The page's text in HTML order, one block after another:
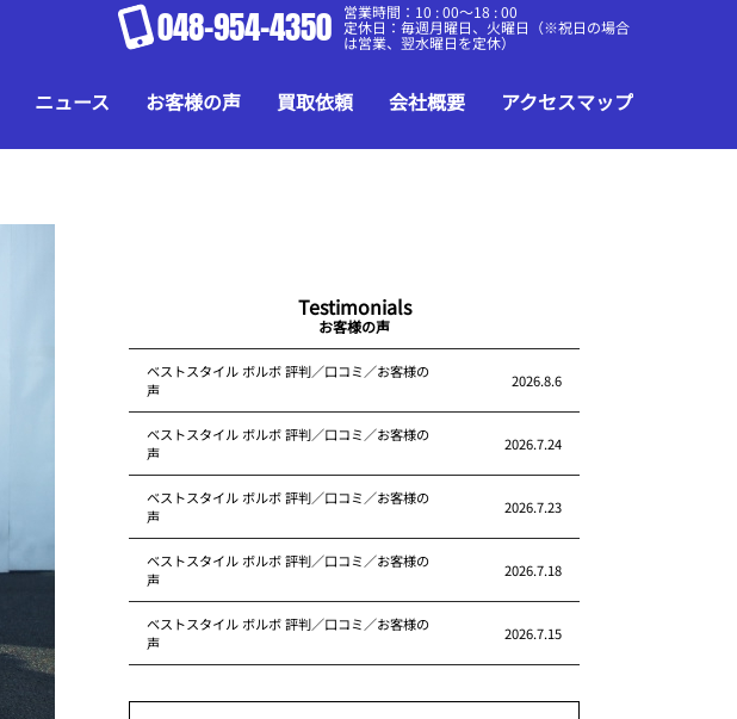
048-954-4350 営業時間：10 : 00～18 : 00
定休日：毎週月曜日、火曜日（※祝日の場合
は営業、翌水曜日を定休）
ニュース お客様の声 買取依頼 会社概要 アクセスマップ
Testimonials
お客様の声
ベストスタイル ボルボ 評判／口コミ／お客様の
声
2026.8.6
ベストスタイル ボルボ 評判／口コミ／お客様の
声
2026.7.24
ベストスタイル ボルボ 評判／口コミ／お客様の
声
2026.7.23
ベストスタイル ボルボ 評判／口コミ／お客様の
声
2026.7.18
ベストスタイル ボルボ 評判／口コミ／お客様の
声
2026.7.15